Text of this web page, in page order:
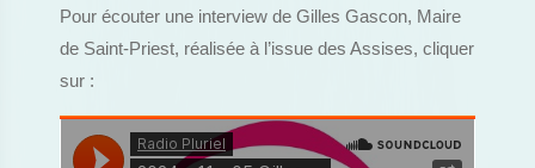
Pour écouter une interview de Gilles Gascon, Maire
de Saint-Priest, réalisée à l’issue des Assises, cliquer
sur :